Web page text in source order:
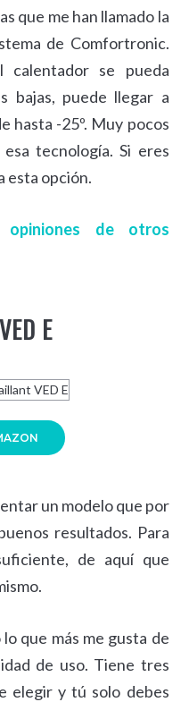
que me han llamado la
de Comfortronic.
calentador se pueda
bajas, puede llegar a
hasta -25º. Muy pocos
tecnología. Si eres
esta opción.
opiniones de otros
E
un modelo que por
resultados. Para
de aquí que
que más me gusta de
de uso. Tiene tres
elegir y tú solo debes